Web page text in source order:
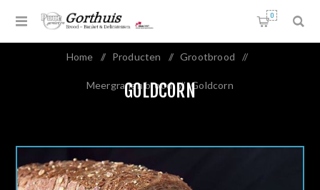
0
Home / Producten / Grootbrood /
Meergranen brood / Goldcorn
GOLDCORN